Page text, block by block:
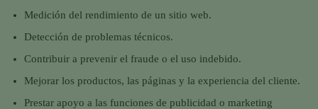
Medición del rendimiento de un sitio web.
Detección de problemas técnicos.
Contribuir a prevenir el fraude o el uso indebido.
Mejorar los productos, las páginas y la experiencia del cliente.
Prestar apoyo a las funciones de publicidad o marketing